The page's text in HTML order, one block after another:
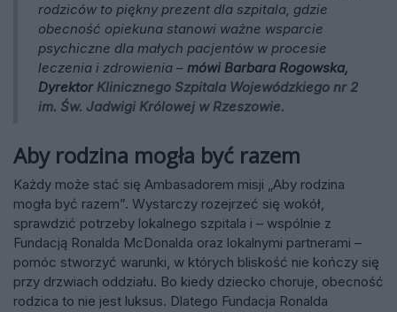
rodziców to piękny prezent dla szpitala, gdzie
obecność opiekuna stanowi ważne wsparcie
psychiczne dla małych pacjentów w procesie
leczenia i zdrowienia – mówi Barbara Rogowska,
Dyrektor Klinicznego Szpitala Wojewódzkiego nr 2
im. Św. Jadwigi Królowej w Rzeszowie.
Aby rodzina mogła być razem
Każdy może stać się Ambasadorem misji „Aby rodzina
mogła być razem”. Wystarczy rozejrzeć się wokół,
sprawdzić potrzeby lokalnego szpitala i – wspólnie z
Fundacją Ronalda McDonalda oraz lokalnymi partnerami –
pomóc stworzyć warunki, w których bliskość nie kończy się
przy drzwiach oddziału. Bo kiedy dziecko choruje, obecność
rodzica to nie jest luksus. Dlatego Fundacja Ronalda